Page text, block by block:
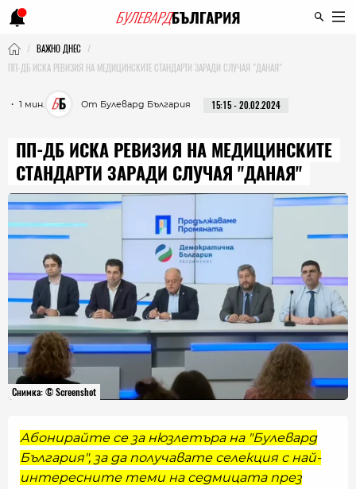
ВАЖНО ДНЕС
ПП-ДБ ИСКА РЕВИЗИЯ НА МЕДИЦИНСКИТЕ СТАНДАРТИ ЗАРАДИ СЛУЧАЯ "ДАНАЯ"
・ 1 мин. От Булевард България 15:15 - 20.02.2024
ПП-ДБ ИСКА РЕВИЗИЯ НА МЕДИЦИНСКИТЕ
СТАНДАРТИ ЗАРАДИ СЛУЧАЯ "ДАНАЯ"
Снимка: © Screenshot
Абонирайте се за нюзлетъра на "Булевард
България", за да получавате селекция с най-
интересните теми на седмицата през